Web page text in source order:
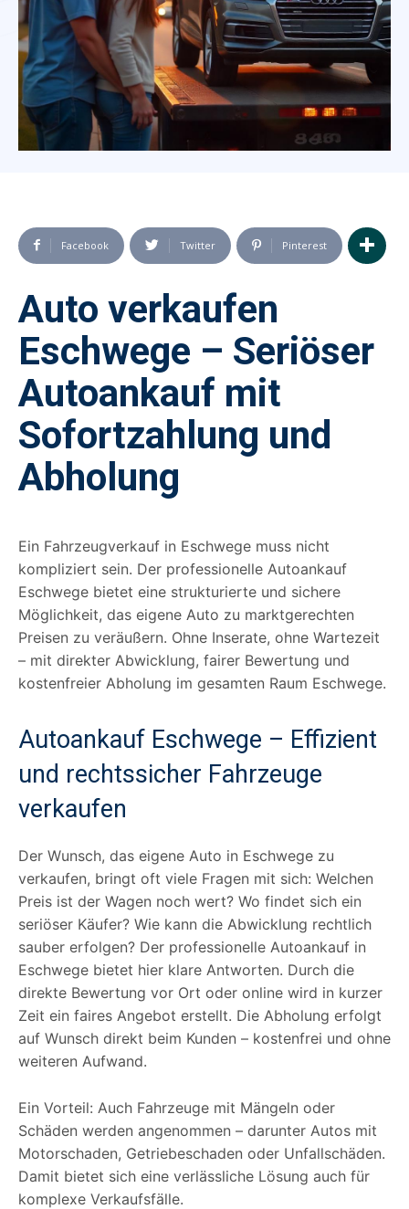
Facebook Twitter Pinterest
Auto verkaufen
Eschwege – Seriöser
Autoankauf mit
Sofortzahlung und
Abholung
Ein Fahrzeugverkauf in Eschwege muss nicht
kompliziert sein. Der professionelle Autoankauf
Eschwege bietet eine strukturierte und sichere
Möglichkeit, das eigene Auto zu marktgerechten
Preisen zu veräußern. Ohne Inserate, ohne Wartezeit
– mit direkter Abwicklung, fairer Bewertung und
kostenfreier Abholung im gesamten Raum Eschwege.
Autoankauf Eschwege – Effizient
und rechtssicher Fahrzeuge
verkaufen
Der Wunsch, das eigene Auto in Eschwege zu
verkaufen, bringt oft viele Fragen mit sich: Welchen
Preis ist der Wagen noch wert? Wo findet sich ein
seriöser Käufer? Wie kann die Abwicklung rechtlich
sauber erfolgen? Der professionelle Autoankauf in
Eschwege bietet hier klare Antworten. Durch die
direkte Bewertung vor Ort oder online wird in kurzer
Zeit ein faires Angebot erstellt. Die Abholung erfolgt
auf Wunsch direkt beim Kunden – kostenfrei und ohne
weiteren Aufwand.
Ein Vorteil: Auch Fahrzeuge mit Mängeln oder
Schäden werden angenommen – darunter Autos mit
Motorschaden, Getriebeschaden oder Unfallschäden.
Damit bietet sich eine verlässliche Lösung auch für
komplexe Verkaufsfälle.